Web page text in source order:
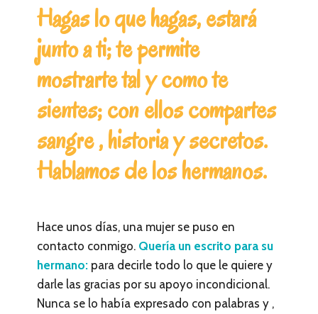
Hagas lo que hagas, estará
junto a ti; te permite
mostrarte tal y como te
sientes; con ellos compartes
sangre , historia y secretos.
Hablamos de los hermanos.
Hace unos días, una mujer se puso en
contacto conmigo. Quería un escrito para su
hermano: para decirle todo lo que le quiere y
darle las gracias por su apoyo incondicional.
Nunca se lo había expresado con palabras y ,